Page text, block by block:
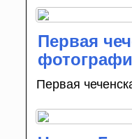
Первая
Первая